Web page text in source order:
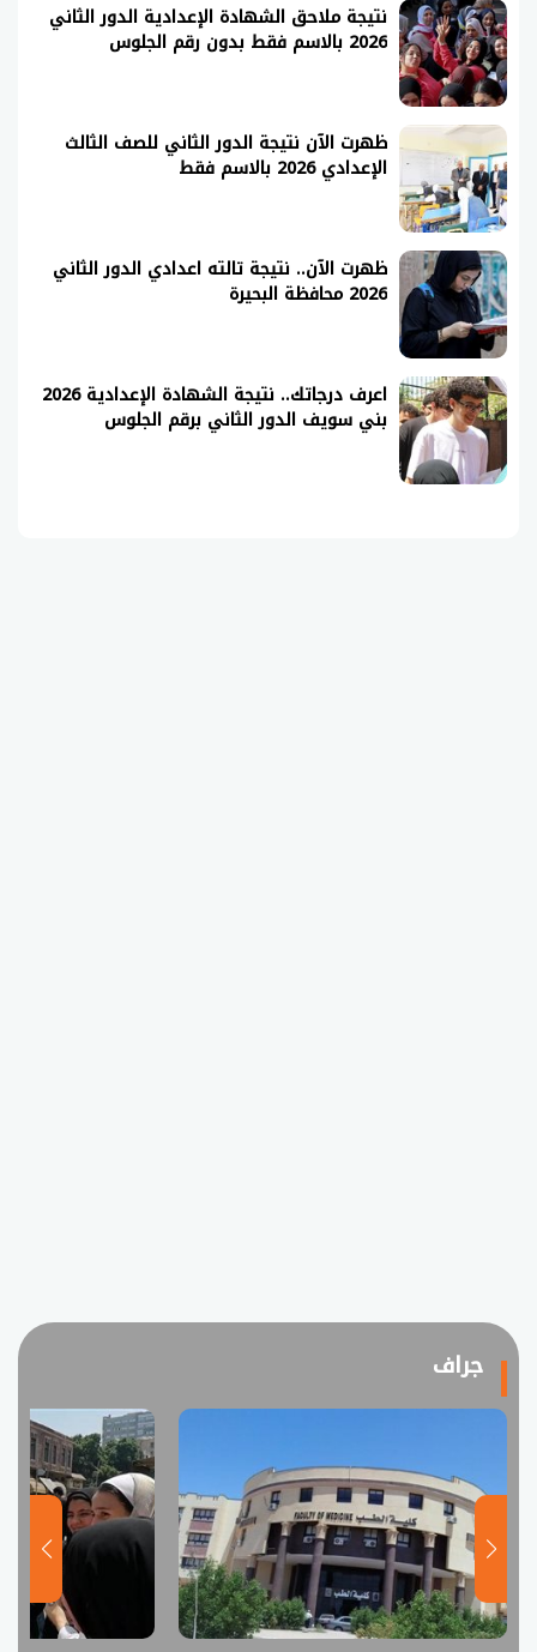
نتيجة ملاحق الشهادة الإعدادية الدور الثاني
2026 بالاسم فقط بدون رقم الجلوس
ظهرت الآن نتيجة الدور الثاني للصف الثالث
الإعدادي 2026 بالاسم فقط
ظهرت الآن.. نتيجة تالته اعدادي الدور الثاني
2026 محافظة البحيرة
اعرف درجاتك.. نتيجة الشهادة الإعدادية 2026
بني سويف الدور الثاني برقم الجلوس
جراف